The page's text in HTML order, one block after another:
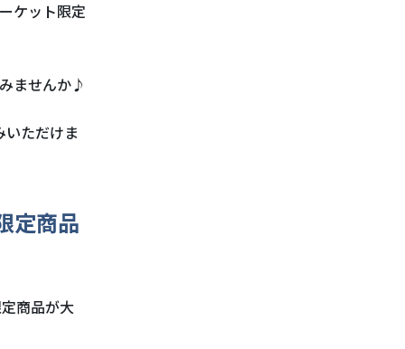
ケット限定
ませんか♪
いただけま
定商品
商品が大